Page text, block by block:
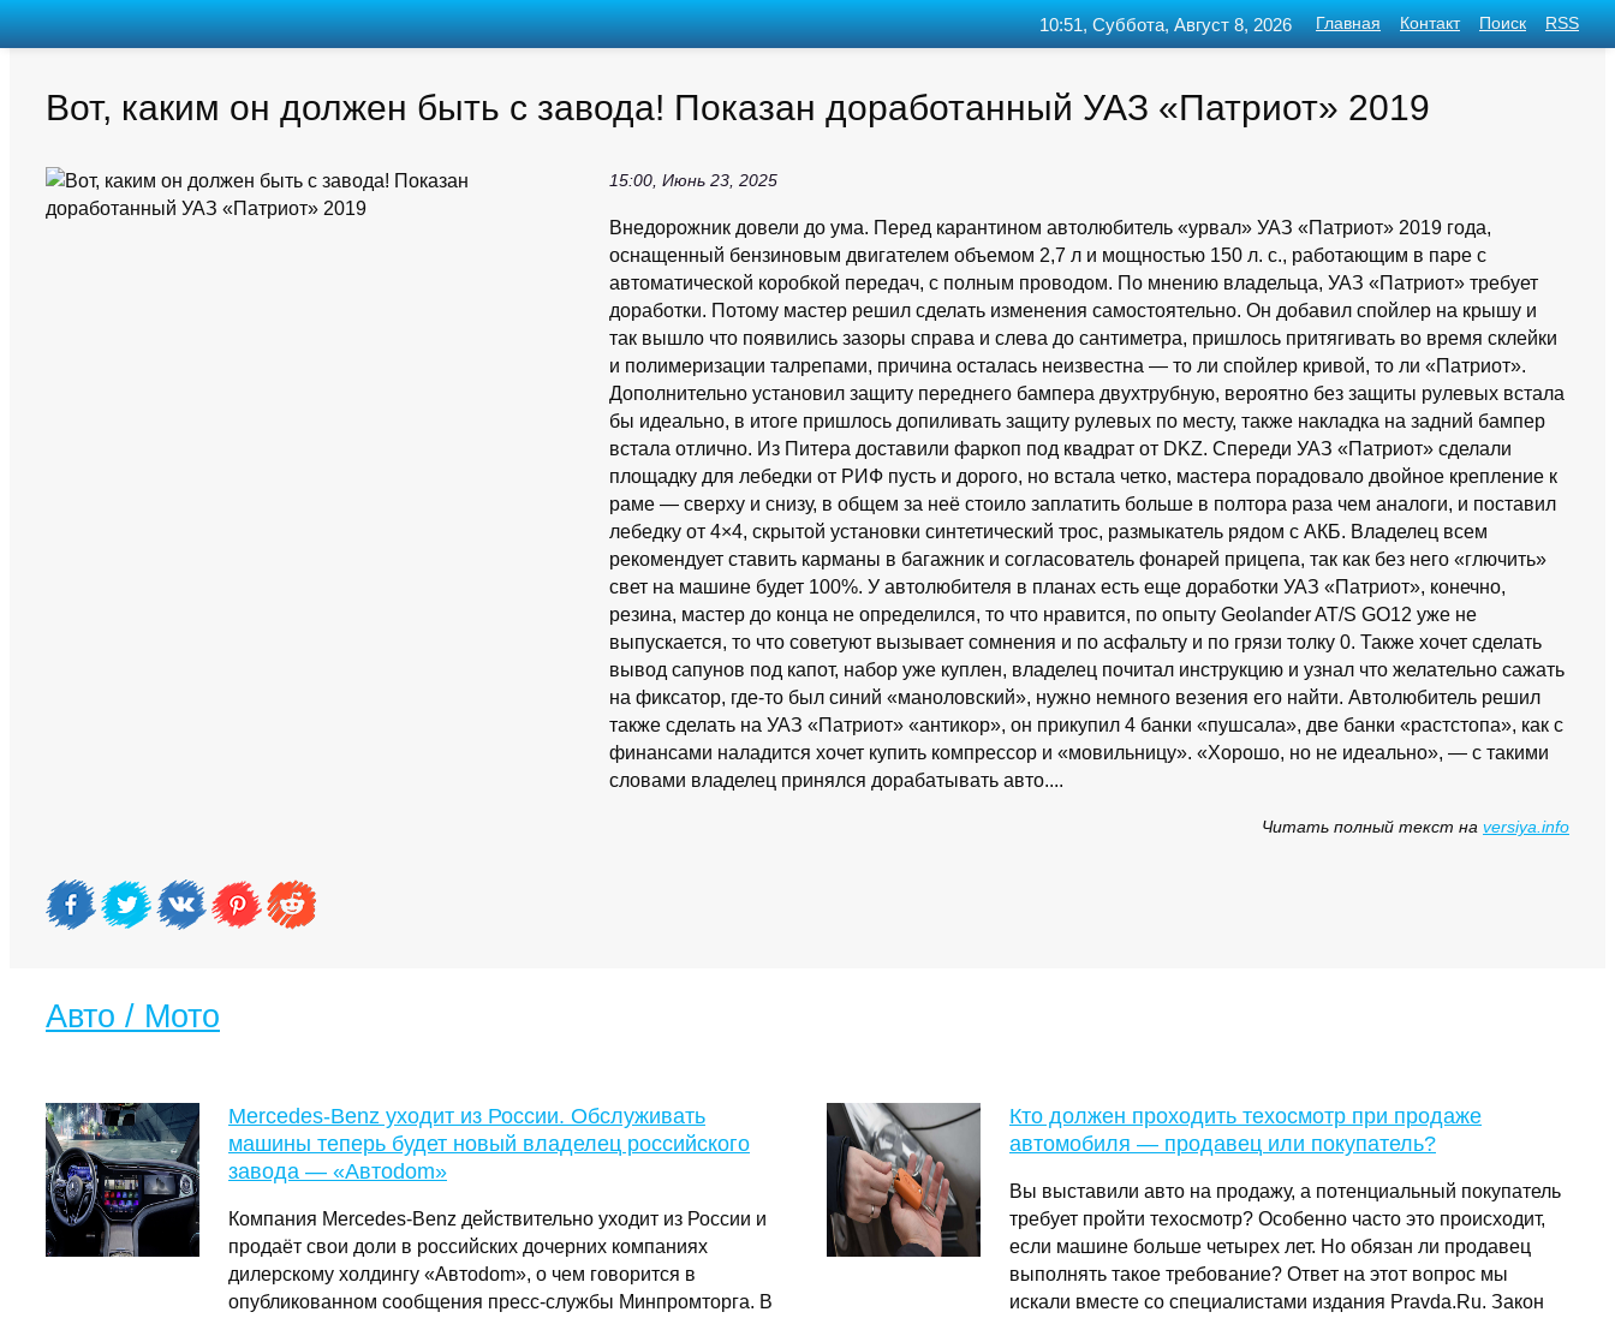
Вот, каким он должен быть с завода! Показан доработанный УАЗ «Патриот» 2019
15:00, Июнь 23, 2025
Внедорожник довели до ума. Перед карантином автолюбитель «урвал» УАЗ «Патриот» 2019 года,
оснащенный бензиновым двигателем объемом 2,7 л и мощностью 150 л. с., работающим в паре с
автоматической коробкой передач, с полным проводом. По мнению владельца, УАЗ «Патриот» требует
доработки. Потому мастер решил сделать изменения самостоятельно. Он добавил спойлер на крышу и
так вышло что появились зазоры справа и слева до сантиметра, пришлось притягивать во время склейки
и полимеризации талрепами, причина осталась неизвестна — то ли спойлер кривой, то ли «Патриот».
Дополнительно установил защиту переднего бампера двухтрубную, вероятно без защиты рулевых встала
бы идеально, в итоге пришлось допиливать защиту рулевых по месту, также накладка на задний бампер
встала отлично. Из Питера доставили фаркоп под квадрат от DKZ. Спереди УАЗ «Патриот» сделали
площадку для лебедки от РИФ пусть и дорого, но встала четко, мастера порадовало двойное крепление к
раме — сверху и снизу, в общем за неё стоило заплатить больше в полтора раза чем аналоги, и поставил
лебедку от 4×4, скрытой установки синтетический трос, размыкатель рядом с АКБ. Владелец всем
рекомендует ставить карманы в багажник и согласователь фонарей прицепа, так как без него «глючить»
свет на машине будет 100%. У автолюбителя в планах есть еще доработки УАЗ «Патриот», конечно,
резина, мастер до конца не определился, то что нравится, по опыту Geolander AT/S GO12 уже не
выпускается, то что советуют вызывает сомнения и по асфальту и по грязи толку 0. Также хочет сделать
вывод сапунов под капот, набор уже куплен, владелец почитал инструкцию и узнал что желательно сажать
на фиксатор, где-то был синий «маноловский», нужно немного везения его найти. Автолюбитель решил
также сделать на УАЗ «Патриот» «антикор», он прикупил 4 банки «пушсала», две банки «растстопа», как с
финансами наладится хочет купить компрессор и «мовильницу». «Хорошо, но не идеально», — с такими
словами владелец принялся дорабатывать авто....
Читать полный текст на versiya.info
Авто / Мото
Mercedes-Benz уходит из России. Обслуживать
машины теперь будет новый владелец российского
завода — «Автоdom»
Компания Mercedes-Benz действительно уходит из России и
продаёт свои доли в российских дочерних компаниях
дилерскому холдингу «Автоdom», о чем говорится в
опубликованном сообщения пресс-службы Минпромторга. В
Кто должен проходить техосмотр при продаже
автомобиля — продавец или покупатель?
Вы выставили авто на продажу, а потенциальный покупатель
требует пройти техосмотр? Особенно часто это происходит,
если машине больше четырех лет. Но обязан ли продавец
выполнять такое требование? Ответ на этот вопрос мы
искали вместе со специалистами издания Pravda.Ru. Закон
10:51, Суббота, Август 8, 2026 Главная Контакт Поиск RSS